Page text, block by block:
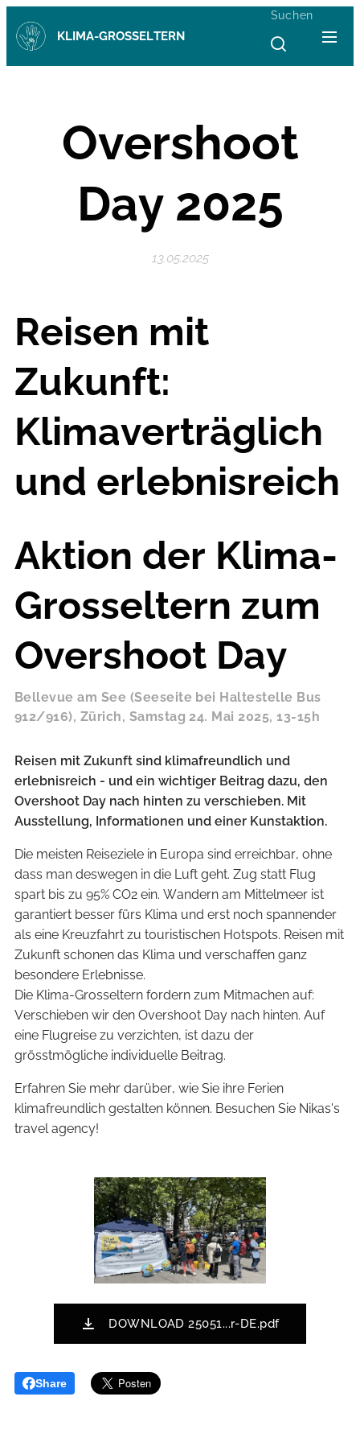
KLIMA-GROSSELTERN
Suchen
Overshoot
Day 2025
13.05.2025
Reisen mit
Zukunft:
Klimaverträglich
und erlebnisreich
Aktion der Klima-
Grosseltern zum
Overshoot Day
Bellevue am See (Seeseite bei Haltestelle Bus
912/916), Zürich, Samstag 24. Mai 2025, 13-15h
Reisen mit Zukunft sind klimafreundlich und
erlebnisreich - und ein wichtiger Beitrag dazu, den
Overshoot Day nach hinten zu verschieben. Mit
Ausstellung, Informationen und einer Kunstaktion.
Die meisten Reiseziele in Europa sind erreichbar, ohne
dass man deswegen in die Luft geht. Zug statt Flug
spart bis zu 95% CO2 ein. Wandern am Mittelmeer ist
garantiert besser fürs Klima und erst noch spannender
als eine Kreuzfahrt zu touristischen Hotspots. Reisen mit
Zukunft schonen das Klima und verschaffen ganz
besondere Erlebnisse.
Die Klima-Grosseltern fordern zum Mitmachen auf:
Verschieben wir den Overshoot Day nach hinten. Auf
eine Flugreise zu verzichten, ist dazu der
grösstmögliche individuelle Beitrag.
Erfahren Sie mehr darüber, wie Sie ihre Ferien
klimafreundlich gestalten können. Besuchen Sie Nikas's
travel agency!
DOWNLOAD 25051...r-DE.pdf
Share